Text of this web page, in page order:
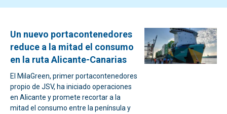
Un nuevo portacontenedores
reduce a la mitad el consumo
en la ruta Alicante-Canarias
El MilaGreen, primer portacontenedores
propio de JSV, ha iniciado operaciones
en Alicante y promete recortar a la
mitad el consumo entre la península y